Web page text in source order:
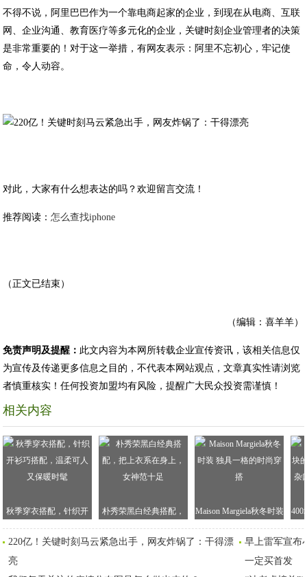
不得不说，阿里巴巴作为一个靠电商起家的企业，到现在从电商、互联
网、企业沟通、教育医疗等多元化的企业，关键时刻企业管理者的决策
是非常重要的！对于这一举措，有网友表示：阿里不忘初心，牢记使
命，令人动容。
对此，大家有什么想表达的吗？欢迎留言交流！
推荐阅读：怎么查找iphone
（正文已结束）
（编辑：喜羊羊）
免责声明及提醒： 此文内容为本网所转载企业宣传资讯，该相关信息仅
为宣传及传递更多信息之目的，不代表本网站观点，文章真实性请浏览
者慎重核实！任何投资加盟均有风险，提醒广大民众投资需谨慎！
相关内容
秋季穿衣搭配，针织开
衫巧搭配，温柔可人又
保暖时髦
朴秀荣黑白经典搭配，
把上衣系在身上，女神
范十足
Maison Margiela秋冬时装
独具一格的时尚穿搭
400
倩
220亿！关键时刻马云紧急出手，网友炸锅了：干得漂
亮
早上雷军宣布
一定买首发